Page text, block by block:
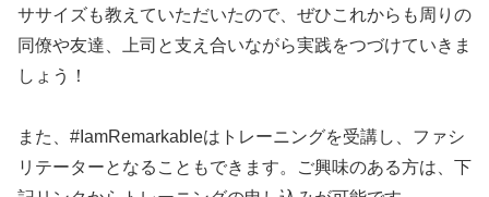
ササイズも教えていただいたので、ぜひこれからも周りの
同僚や友達、上司と支え合いながら実践をつづけていきま
しょう！
また、#IamRemarkableはトレーニングを受講し、ファシ
リテーターとなることもできます。ご興味のある方は、下